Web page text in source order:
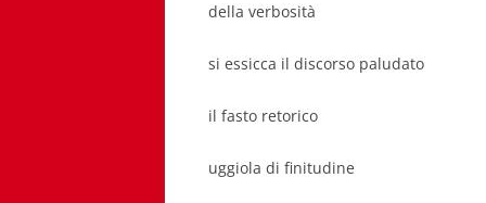
della verbosità
si essicca il discorso paludato
il fasto retorico
uggiola di finitudine